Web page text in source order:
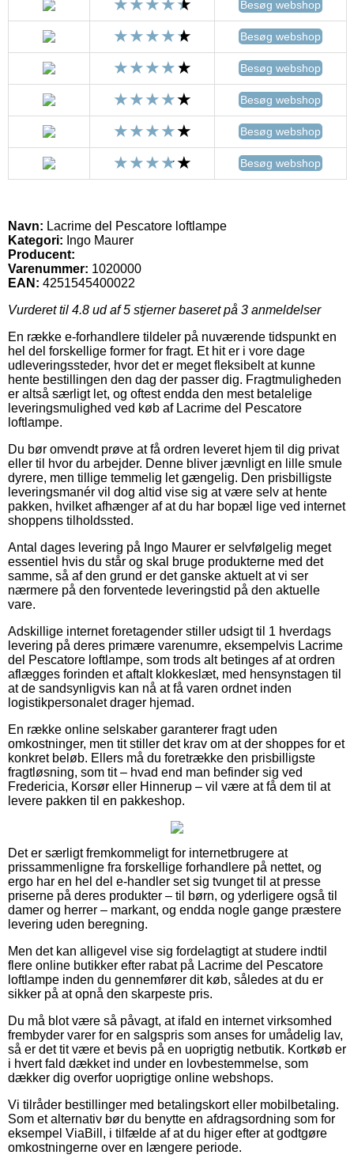
Besøg webshop
Besøg webshop
Besøg webshop
Besøg webshop
Besøg webshop
Besøg webshop
Navn: Lacrime del Pescatore loftlampe
Kategori: Ingo Maurer
Producent:
Varenummer: 1020000
EAN: 4251545400022
Vurderet til 4.8 ud af 5 stjerner baseret på 3 anmeldelser
En række e-forhandlere tildeler på nuværende tidspunkt en
hel del forskellige former for fragt. Et hit er i vore dage
udleveringssteder, hvor det er meget fleksibelt at kunne
hente bestillingen den dag der passer dig. Fragtmuligheden
er altså særligt let, og oftest endda den mest betalelige
leveringsmulighed ved køb af Lacrime del Pescatore
loftlampe.
Du bør omvendt prøve at få ordren leveret hjem til dig privat
eller til hvor du arbejder. Denne bliver jævnligt en lille smule
dyrere, men tillige temmelig let gængelig. Den prisbilligste
leveringsmanér vil dog altid vise sig at være selv at hente
pakken, hvilket afhænger af at du har bopæl lige ved internet
shoppens tilholdssted.
Antal dages levering på Ingo Maurer er selvfølgelig meget
essentiel hvis du står og skal bruge produkterne med det
samme, så af den grund er det ganske aktuelt at vi ser
nærmere på den forventede leveringstid på den aktuelle
vare.
Adskillige internet foretagender stiller udsigt til 1 hverdags
levering på deres primære varenumre, eksempelvis Lacrime
del Pescatore loftlampe, som trods alt betinges af at ordren
aflægges forinden et aftalt klokkeslæt, med hensynstagen til
at de sandsynligvis kan nå at få varen ordnet inden
logistikpersonalet drager hjemad.
En række online selskaber garanterer fragt uden
omkostninger, men tit stiller det krav om at der shoppes for et
konkret beløb. Ellers må du foretrække den prisbilligste
fragtløsning, som tit – hvad end man befinder sig ved
Fredericia, Korsør eller Hinnerup – vil være at få dem til at
levere pakken til en pakkeshop.
Det er særligt fremkommeligt for internetbrugere at
prissammenligne fra forskellige forhandlere på nettet, og
ergo har en hel del e-handler set sig tvunget til at presse
priserne på deres produkter – til børn, og yderligere også til
damer og herrer – markant, og endda nogle gange præstere
levering uden beregning.
Men det kan alligevel vise sig fordelagtigt at studere indtil
flere online butikker efter rabat på Lacrime del Pescatore
loftlampe inden du gennemfører dit køb, således at du er
sikker på at opnå den skarpeste pris.
Du må blot være så påvagt, at ifald en internet virksomhed
frembyder varer for en salgspris som anses for umådelig lav,
så er det tit være et bevis på en uoprigtig netbutik. Kortkøb er
i hvert fald dækket ind under en lovbestemmelse, som
dækker dig overfor uoprigtige online webshops.
Vi tilråder bestillinger med betalingskort eller mobilbetaling.
Som et alternativ bør du benytte en afdragsordning som for
eksempel ViaBill, i tilfælde af at du higer efter at godtgøre
omkostningerne over en længere periode.